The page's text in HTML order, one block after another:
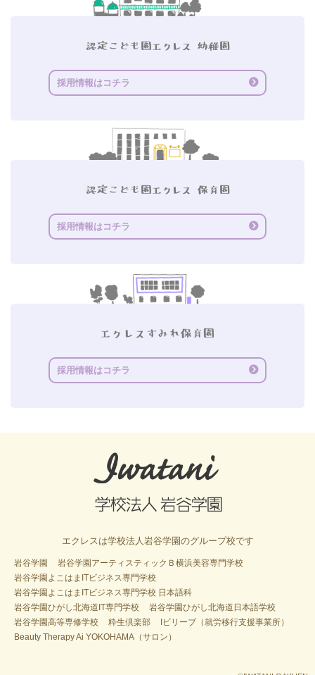
採用情報はコチラ
採用情報はコチラ
採用情報はコチラ
エクレスは学校法人岩谷学園のグループ校です
岩谷学園
岩谷学園アーティスティックＢ横浜美容専門学校
岩谷学園よこはまITビジネス専門学校
岩谷学園よこはまITビジネス専門学校 日本語科
岩谷学園ひがし北海道IT専門学校
岩谷学園ひがし北海道日本語学校
岩谷学園高等専修学校
粋生倶楽部
Iビリーブ（就労移行支援事業所）
Beauty Therapy Ai YOKOHAMA（サロン）